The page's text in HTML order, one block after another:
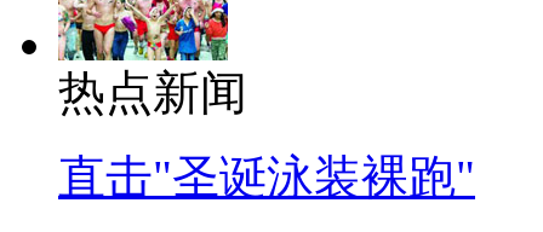
热点新闻
直击"圣诞泳装裸跑"